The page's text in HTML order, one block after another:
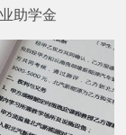
助学金